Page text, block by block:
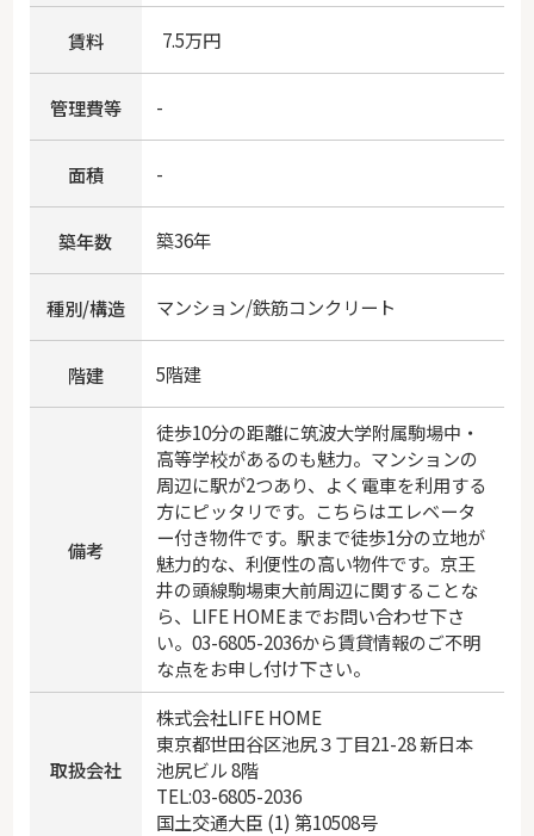
賃料 7.5万円
管理費等 -
面積 -
築年数 築36年
種別/構造 マンション/鉄筋コンクリート
階建 5階建
備考
徒歩10分の距離に筑波大学附属駒場中・
高等学校があるのも魅力。マンションの
周辺に駅が2つあり、よく電車を利用する
方にピッタリです。こちらはエレベータ
ー付き物件です。駅まで徒歩1分の立地が
魅力的な、利便性の高い物件です。京王
井の頭線駒場東大前周辺に関することな
ら、LIFE HOMEまでお問い合わせ下さ
い。03-6805-2036から賃貸情報のご不明
な点をお申し付け下さい。
取扱会社
株式会社LIFE HOME
東京都世田谷区池尻３丁目21-28 新日本
池尻ビル 8階
TEL:03-6805-2036
国土交通大臣 (1) 第10508号